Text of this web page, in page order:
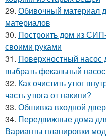
29. Обивочный материал
материалов
30. Построить дом из
своими руками
31. Поверхностный насос
выбрать фекальный
32. Как очистить утюг
часть утюга от накипи?
33. Обшивка входной
34. Передвижные дома
Варианты планировки